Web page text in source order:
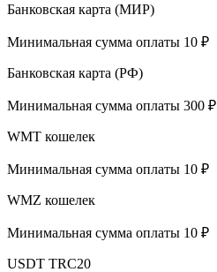
Банковская карта (МИР)
Минимальная сумма оплаты 10 ₽
Банковская карта (РФ)
Минимальная сумма оплаты 300 ₽
WMT кошелек
Минимальная сумма оплаты 10 ₽
WMZ кошелек
Минимальная сумма оплаты 10 ₽
USDT TRC20